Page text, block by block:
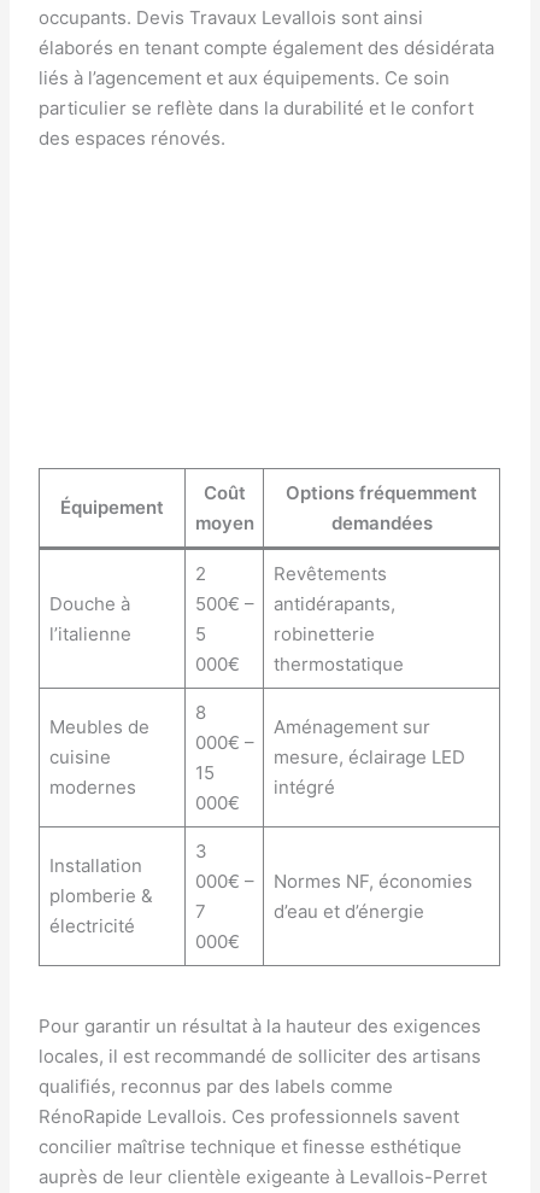
occupants. Devis Travaux Levallois sont ainsi
élaborés en tenant compte également des désidérata
liés à l’agencement et aux équipements. Ce soin
particulier se reflète dans la durabilité et le confort
des espaces rénovés.
Équipement
Coût
moyen
Options fréquemment
demandées
Douche à
l’italienne
2
500€ –
5
000€
Revêtements
antidérapants,
robinetterie
thermostatique
Meubles de
cuisine
modernes
8
000€ –
15
000€
Aménagement sur
mesure, éclairage LED
intégré
Installation
plomberie &
électricité
3
000€ –
7
000€
Normes NF, économies
d’eau et d’énergie
Pour garantir un résultat à la hauteur des exigences
locales, il est recommandé de solliciter des artisans
qualifiés, reconnus par des labels comme
RénoRapide Levallois. Ces professionnels savent
concilier maîtrise technique et finesse esthétique
auprès de leur clientèle exigeante à Levallois-Perret